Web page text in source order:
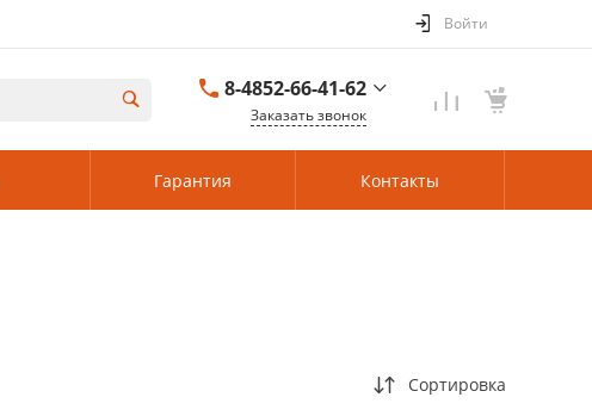
Войти
8-4852-66-41-62
Ярославль
Пн-Пт: 08:00–17:00
Заказать звонок
Гарантия Контакты
Сортировка